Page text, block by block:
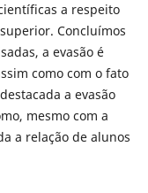
a respeito
Concluímos
a evasão é
como com o fato
a evasão
mesmo com a
a relação de alunos